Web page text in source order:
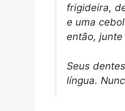
frigideira,
e uma
então,
Seus
língua.